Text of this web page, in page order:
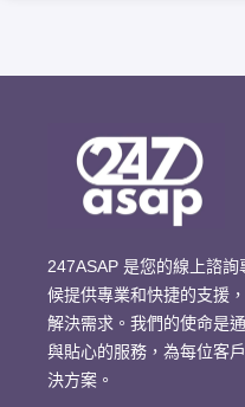
247ASAP 是您的線上諮詢
候提供專業和快捷的支援
解決需求。我們的使命是
與貼心的服務，為每位客
決方案。